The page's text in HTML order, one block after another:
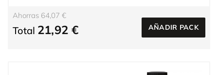
Ahorras 64,07 €
Total 21,92 € AÑADIR PACK